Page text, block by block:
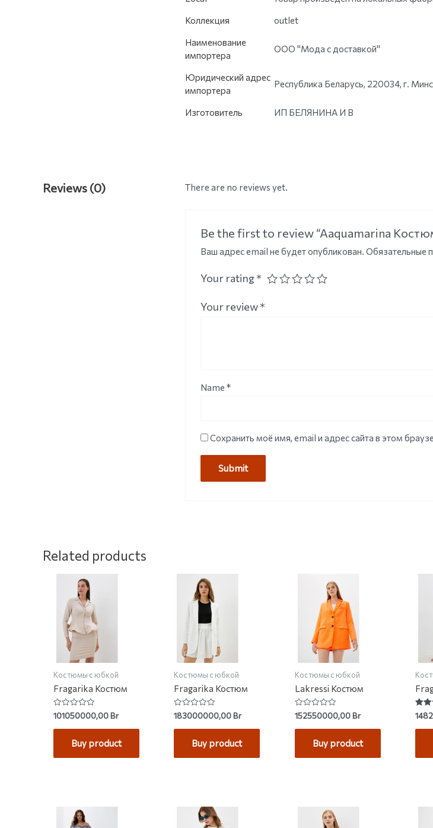
Коллекция outlet
Наименование
импортера
ООО "Мода с доставкой"
Юридический адрес
импортера
Республика Беларусь, 220034, г.
Изготовитель ИП БЕЛЯНИНА И В
Reviews (0) There are no reviews yet.
Be the first to review “Aaquamarina
Ваш адрес email не будет опубликован. Обязательные
Your rating*
Your review*
Name*
Сохранить моё имя, email и адрес сайта в этом
Related products
Костюмы с юбкой
Fragarika Костюм
Rated
0
out
101050000,00Br
Buy product
Костюмы с юбкой
Fragarika Костюм
Rated
0
out
183000000,00Br
Buy product
Костюмы с юбкой
Lakressi Костюм
Rated
0
out
152550000,00Br
Buy product
Rated
2.00
out